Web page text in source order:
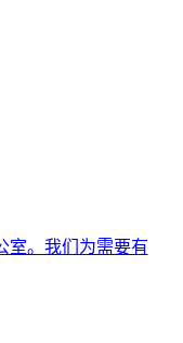
室。我们为需要有